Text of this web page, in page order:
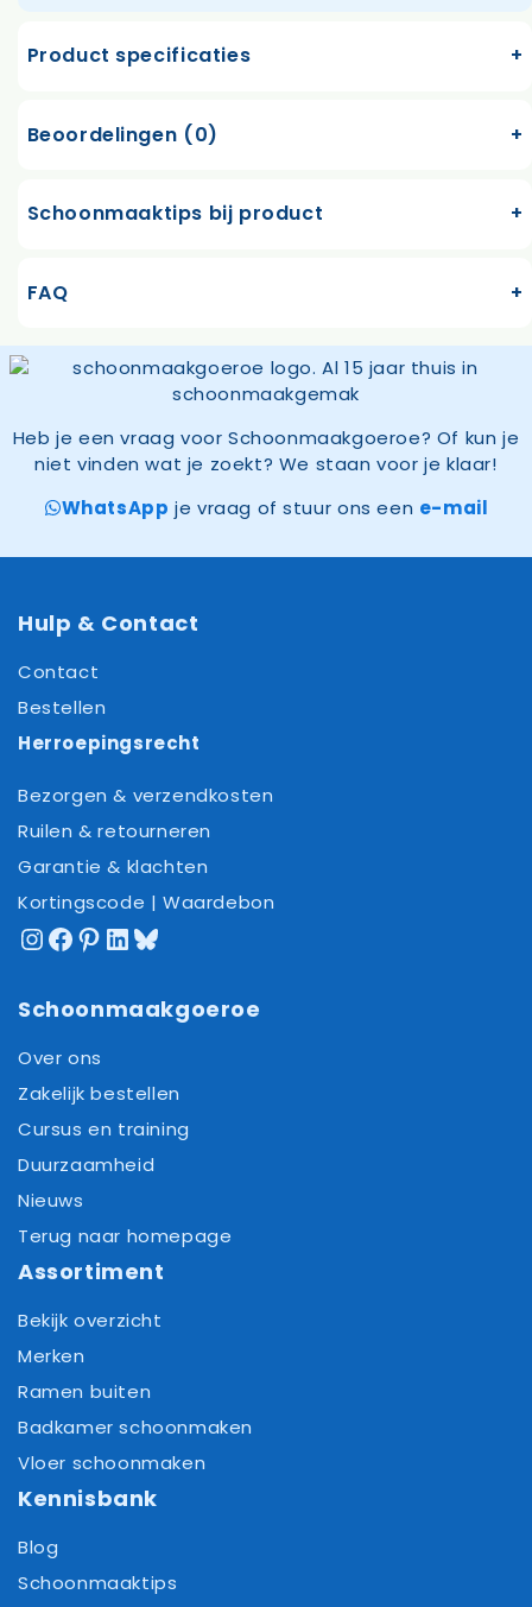
Product specificaties
Beoordelingen (0)
Schoonmaaktips bij product
FAQ
Heb je een vraag voor Schoonmaakgoeroe? Of kun je
niet vinden wat je zoekt? We staan voor je klaar!
WhatsApp je vraag of stuur ons een e-mail
Hulp & Contact
Contact
Bestellen
Herroepingsrecht
Bezorgen & verzendkosten
Ruilen & retourneren
Garantie & klachten
Kortingscode | Waardebon
Instagram
Facebook
Pinterest
LinkedIn
Bluesky
Schoonmaakgoeroe
Over ons
Zakelijk bestellen
Cursus en training
Duurzaamheid
Nieuws
Terug naar homepage
Assortiment
Bekijk overzicht
Merken
Ramen buiten
Badkamer schoonmaken
Vloer schoonmaken
Kennisbank
Blog
Schoonmaaktips